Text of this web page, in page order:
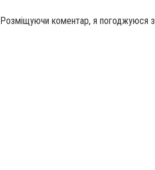
Розміщуючи коментар, я погоджуюся з